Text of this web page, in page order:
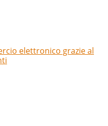
elettronico grazie al